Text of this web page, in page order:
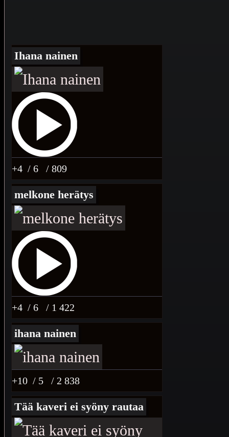
Ihana nainen
+4 / 6 / 809
melkone herätys
+4 / 6 / 1 422
ihana nainen
+10 / 5 / 2 838
Tää kaveri ei syöny rautaa